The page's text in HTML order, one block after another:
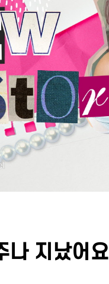
나 지났어